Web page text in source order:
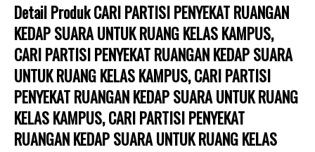
Detail Produk CARI PARTISI PENYEKAT RUANGAN
KEDAP SUARA UNTUK RUANG KELAS KAMPUS,
CARI PARTISI PENYEKAT RUANGAN KEDAP SUARA
UNTUK RUANG KELAS KAMPUS, CARI PARTISI
PENYEKAT RUANGAN KEDAP SUARA UNTUK RUANG
KELAS KAMPUS, CARI PARTISI PENYEKAT
RUANGAN KEDAP SUARA UNTUK RUANG KELAS